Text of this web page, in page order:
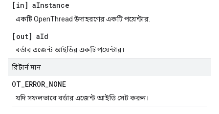
[in] aInstance
একটি OpenThread উদাহরণের একটি পয়েন্টার.
[out] aId
বর্ডার এজেন্ট আইডির একটি পয়েন্টার।
রিটার্ন মান
OT_ERROR_NONE
যদি সফলভাবে বর্ডার এজেন্ট আইডি সেট করুন।